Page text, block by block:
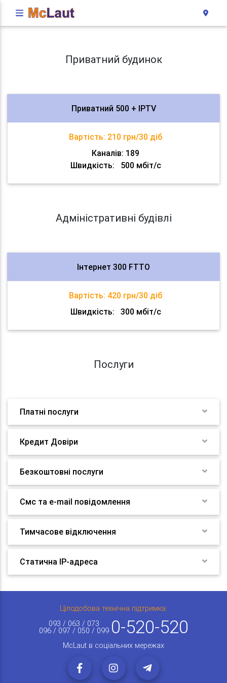
Приватний будинок
Приватний 500 + IPTV
Вартість: 210 грн/30 діб
Каналів: 189
Швидкість:
500 мбіт/с
Адміністративні будівлі
Інтернет 300 FTTO
Вартість: 420 грн/30 діб
Швидкість:
300 мбіт/с
Послуги
Платні послуги
Кредит Довіри
Безкоштовні послуги
Смс та e-mail повідомлення
Тимчасове відключення
Статична IP-адреса
Цілодобова технічна підтримка:
093 / 063 / 073
096 / 097 / 050 / 099 0-520-520
McLaut в соціальних мережах